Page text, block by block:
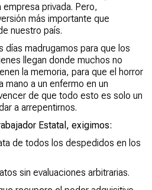
privada. Pero,
más importante que
nuestro país.
días madrugamos para que los
llegan donde muchos no
la memoria, para que el horror
mano a un enfermo en un
de que todo esto es solo un
a arrepentirnos.
Estatal, exigimos:
de todos los despedidos en los
sin evaluaciones arbitrarias.